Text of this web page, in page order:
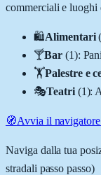
commerciali e luoghi
🛍️Alimentari (
🍸Bar (1):
🏋️Palestre e
🎭Teatri (1):
🧭Avvia il navigatore
Naviga dalla tua
stradali passo passo)